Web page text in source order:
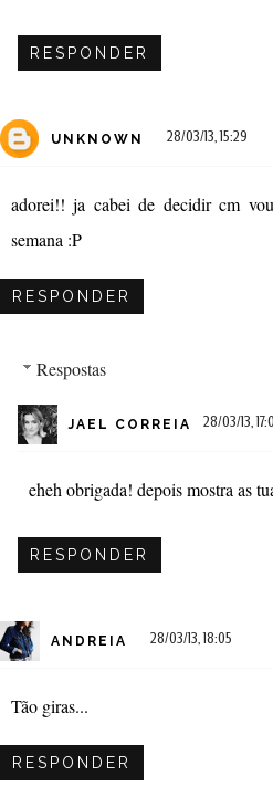
RESPONDER
UNKNOWN 28/03/13, 15:29
adorei!! ja cabei de decidir cm
semana :P
RESPONDER
Respostas
JAEL CORREIA 28/03/13,
eheh obrigada! depois mostra as
RESPONDER
ANDREIA 28/03/13, 18:05
Tão giras...
RESPONDER